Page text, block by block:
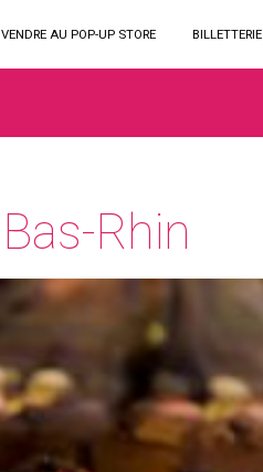
VENDRE AU POP-UP STORE BILLETTERIE
Rhin